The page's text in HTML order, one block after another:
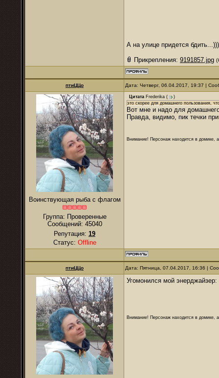
А на улице придется бдить...)))
Прикрепления: 9191857.jpg
птиЦЦо Дата: Четверг, 06.04.2017, 19:37 |
Воинствующая рыба с флагом
Группа: Проверенные
Сообщений: 45040
Репутация: 19
Статус: Offline
Цитата Frederika (
)
это скорее для домашнего пользования,
Вот мне и надо для
Правда, видимо, пик течки
Внимание! Персонаж находится в домике,
птиЦЦо Дата: Пятница, 07.04.2017, 16:36 |
Угомонился мой энерджайзер:
Внимание! Персонаж находится в домике,